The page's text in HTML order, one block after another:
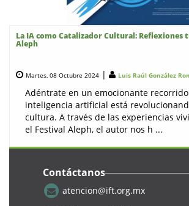
La IA como Catalizador Cultural: Reflexiones
Aleph
Martes, 08 Octubre 2024 | Luis Raúl González
Adéntrate en un emocionante
inteligencia artificial está
cultura. A través de las experiencias
el Festival Aleph, el autor nos h ...
Contáctanos
atencion@ift.org.mx